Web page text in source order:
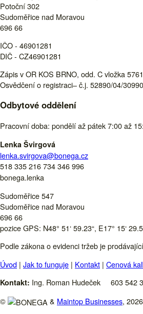
Potoční 302
Sudoměřice nad Moravou
696 66
IČO - 46901281
DIČ - CZ46901281
Zápis v OR KOS BRNO, odd. C vložka 5761
Osvědčení o registraci– č.j. 52890/04/
Odbytové oddělení
Pracovní doba: pondělí až pátek 7:00 až
Lenka Švirgová
lenka.svirgova@bonega.cz
518 335 216734 346 996
bonega.lenka
Sudoměřice 547
Sudoměřice nad Moravou
696 66
pozice GPS: N48° 51‘ 59.23“, E17° 15‘
Podle zákona o evidenci tržeb je
Úvod | Jak to funguje | Kontakt | Cenová
Kontakt: Ing. Roman Hudeček 603 542
©
& Maintop Businesses, 2026